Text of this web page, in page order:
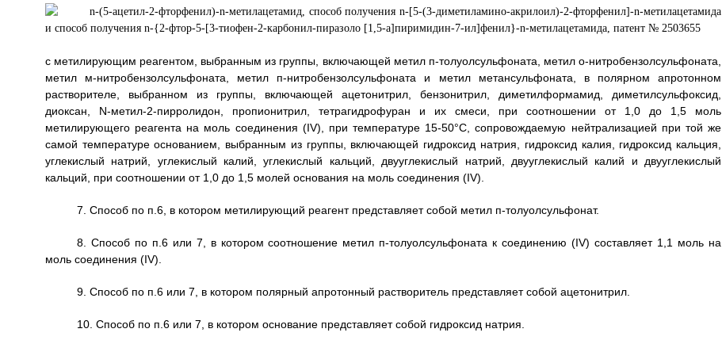
с метилирующим реагентом, выбранным из группы, включающей метил п-толуолсульфоната, метил о-нитробензолсульфоната,
метил м-нитробензолсульфоната, метил п-нитробензолсульфоната и метил метансульфоната, в полярном апротонном
растворителе, выбранном из группы, включающей ацетонитрил, бензонитрил, диметилформамид, диметилсульфоксид,
диоксан, N-метил-2-пирролидон, пропионитрил, тетрагидрофуран и их смеси, при соотношении от 1,0 до 1,5 моль
метилирующего реагента на моль соединения (IV), при температуре 15-50°C, сопровождаемую нейтрализацией при той же
самой температуре основанием, выбранным из группы, включающей гидроксид натрия, гидроксид калия, гидроксид кальция,
углекислый натрий, углекислый калий, углекислый кальций, двууглекислый натрий, двууглекислый калий и двууглекислый
кальций, при соотношении от 1,0 до 1,5 молей основания на моль соединения (IV).
7. Способ по п.6, в котором метилирующий реагент представляет собой метил п-толуолсульфонат.
8. Способ по п.6 или 7, в котором соотношение метил п-толуолсульфоната к соединению (IV) составляет 1,1 моль на
моль соединения (IV).
9. Способ по п.6 или 7, в котором полярный апротонный растворитель представляет собой ацетонитрил.
10. Способ по п.6 или 7, в котором основание представляет собой гидроксид натрия.